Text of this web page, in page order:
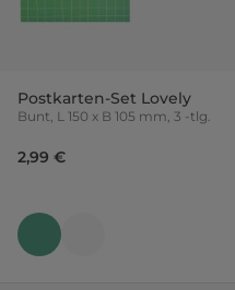
Postkarten-Set Lovely
Bunt, L 150 x B 105 mm, 3 -tlg.
2,99 €